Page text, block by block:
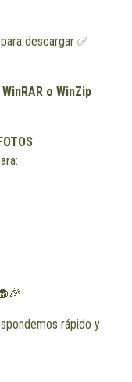
descargar ✅
WinRAR o WinZip
rápido y